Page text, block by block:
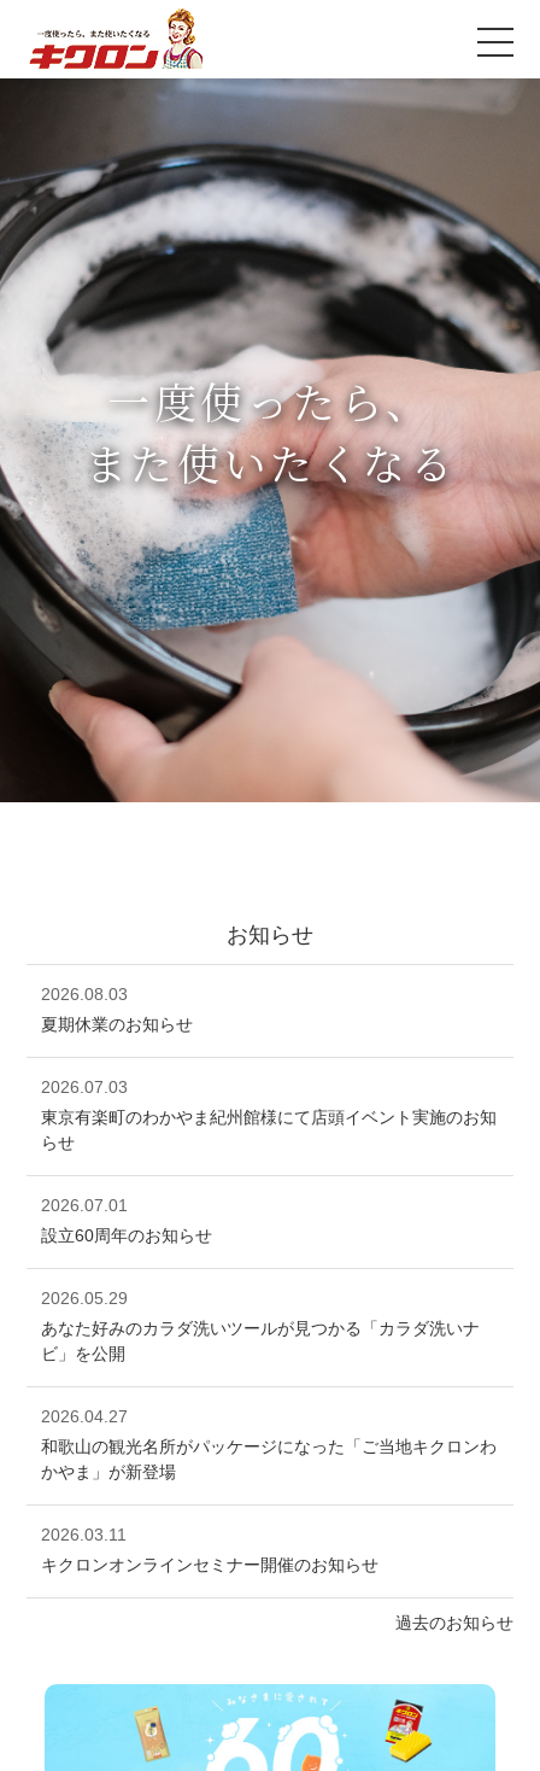
一度使ったら、
また使いたくなる
お知らせ
2026.08.03
夏期休業のお知らせ
2026.07.03
東京有楽町のわかやま紀州館様にて店頭イベント実施のお知
らせ
2026.07.01
設立60周年のお知らせ
2026.05.29
あなた好みのカラダ洗いツールが見つかる「カラダ洗いナ
ビ」を公開
2026.04.27
和歌山の観光名所がパッケージになった「ご当地キクロンわ
かやま」が新登場
2026.03.11
キクロンオンラインセミナー開催のお知らせ
過去のお知らせ